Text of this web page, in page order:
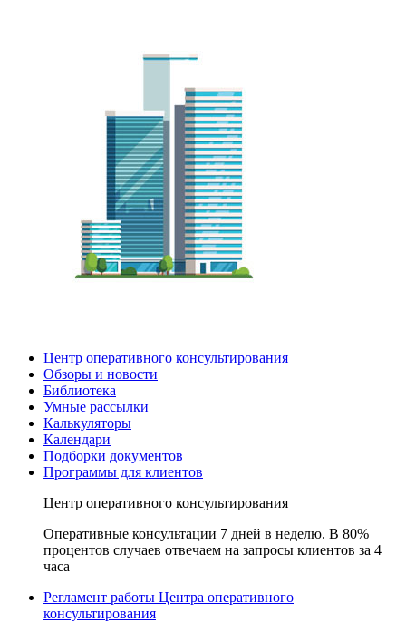
Центр оперативного консультирования
Обзоры и новости
Библиотека
Умные рассылки
Калькуляторы
Календари
Подборки документов
Программы для клиентов
Центр оперативного консультирования
Оперативные консультации 7 дней в неделю. В 80%
процентов случаев отвечаем на запросы клиентов за 4
часа
Регламент работы Центра оперативного
консультирования